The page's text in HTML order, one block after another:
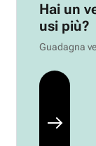
Hai un
usi più?
Guadagna